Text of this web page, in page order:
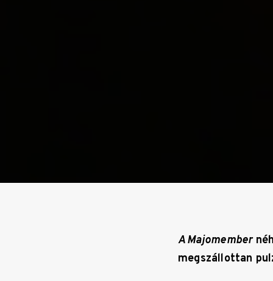
A Majomember
megszállottan